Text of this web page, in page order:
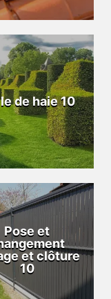
de haie 10
Pose et
et clôture
10